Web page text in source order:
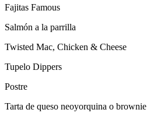
Fajitas Famous
Salmón a la parrilla
Twisted Mac, Chicken & Cheese
Tupelo Dippers
Postre
Tarta de queso neoyorquina o brownie